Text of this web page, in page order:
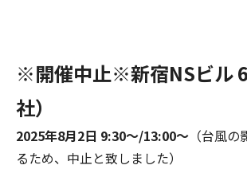
※開催中止※新宿NSビル
社）
2025年8月2日 9:30～/13:00～ （台風
るため、中止と致しました）